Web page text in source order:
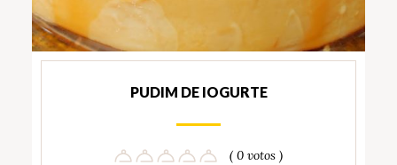
PUDIM DE IOGURTE
( 0 votos )